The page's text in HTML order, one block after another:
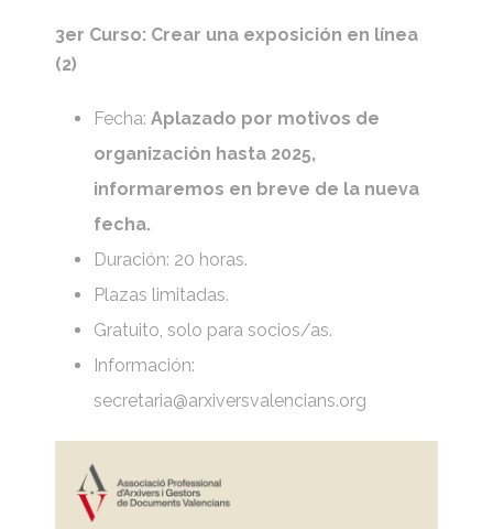
3er Curso: Crear una exposición en línea
(2)
Fecha: Aplazado por motivos de
organización hasta 2025,
informaremos en breve de la nueva
fecha.
Duración: 20 horas.
Plazas limitadas.
Gratuito, solo para socios/as.
Información:
secretaria@arxiversvalencians.org